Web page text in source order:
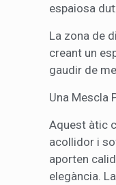
espaiosa
La zona de
creant un
gaudir de
Una Mescla
Aquest àtic
acollidor i
aporten
elegància.